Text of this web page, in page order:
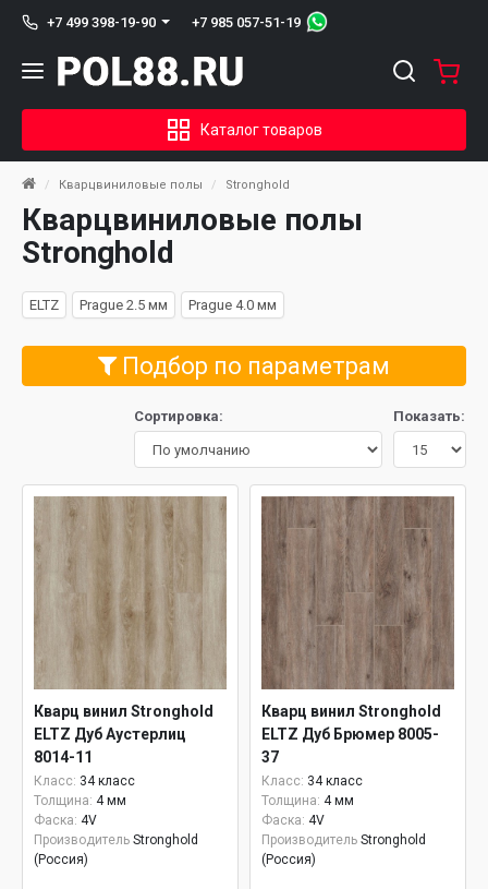
+7 499 398-19-90 +7 985 057-51-19
Каталог товаров
Кварцвиниловые полы Stronghold
Кварцвиниловые полы
Stronghold
ELTZ Prague 2.5 мм Prague 4.0 мм
Подбор по параметрам
Сортировка: Показать:
Кварц винил Stronghold
ELTZ Дуб Аустерлиц
8014-11
Класс: 34 класс
Толщина: 4 мм
Фаска: 4V
Производитель Stronghold
(Россия)
Кварц винил Stronghold
ELTZ Дуб Брюмер 8005-
37
Класс: 34 класс
Толщина: 4 мм
Фаска: 4V
Производитель Stronghold
(Россия)